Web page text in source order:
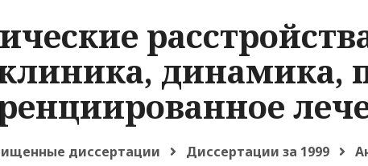
динамика,
диссертации Диссертации за 1999